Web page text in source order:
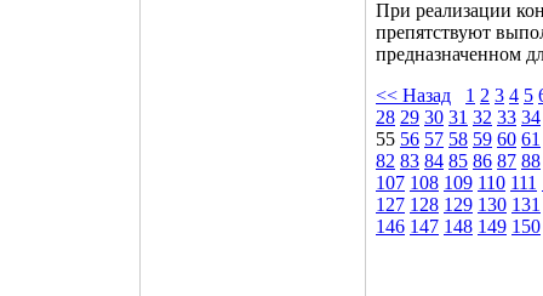
При реализации
препятствуют
предназначенном
<< Назад
1 2 3 4 5
28 29 30 31 32 33 34
55 56 57 58 59 60 61
82 83 84 85 86 87 88
107 108 109 110 111
127 128 129 130 131
146 147 148 149 150